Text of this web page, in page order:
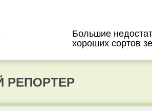
Большие
хороших сортов
РЕПОРТЕР